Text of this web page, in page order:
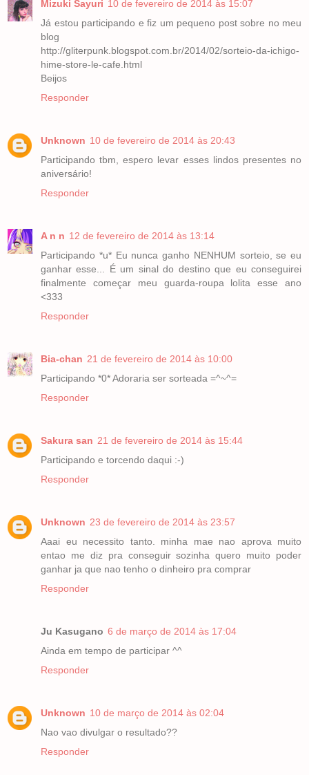
Mizuki Sayuri 10 de fevereiro de 2014 às 15:07
Já estou participando e fiz um pequeno post sobre no meu
blog
http://gliterpunk.blogspot.com.br/2014/02/sorteio-da-ichigo-
hime-store-le-cafe.html
Beijos
Responder
Unknown 10 de fevereiro de 2014 às 20:43
Participando tbm, espero levar esses lindos presentes no
aniversário!
Responder
A n n 12 de fevereiro de 2014 às 13:14
Participando *u* Eu nunca ganho NENHUM sorteio, se eu
ganhar esse... É um sinal do destino que eu conseguirei
finalmente começar meu guarda-roupa lolita esse ano
<333
Responder
Bia-chan 21 de fevereiro de 2014 às 10:00
Participando *0* Adoraria ser sorteada =^~^=
Responder
Sakura san 21 de fevereiro de 2014 às 15:44
Participando e torcendo daqui :-)
Responder
Unknown 23 de fevereiro de 2014 às 23:57
Aaai eu necessito tanto. minha mae nao aprova muito
entao me diz pra conseguir sozinha quero muito poder
ganhar ja que nao tenho o dinheiro pra comprar
Responder
Ju Kasugano 6 de março de 2014 às 17:04
Ainda em tempo de participar ^^
Responder
Unknown 10 de março de 2014 às 02:04
Nao vao divulgar o resultado??
Responder